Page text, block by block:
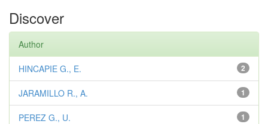
Discover
Author
2
HINCAPIE G., E.
1
JARAMILLO R., A.
1
PEREZ G., U.